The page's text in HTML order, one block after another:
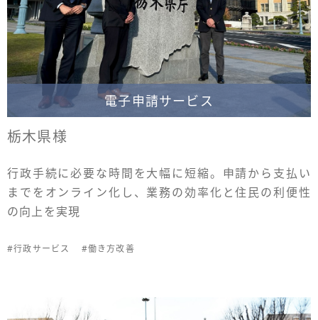
電子申請サービス
栃木県様
行政手続に必要な時間を大幅に短縮。申請から支払い
までをオンライン化し、業務の効率化と住民の利便性
の向上を実現
#行政サービス #働き方改善